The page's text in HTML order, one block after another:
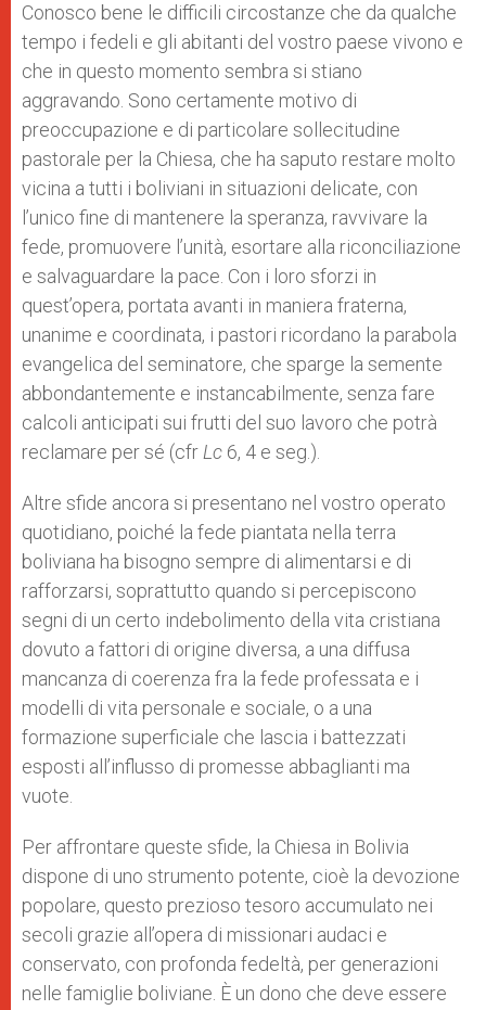
Conosco bene le difficili circostanze che da qualche
tempo i fedeli e gli abitanti del vostro paese vivono e
che in questo momento sembra si stiano
aggravando. Sono certamente motivo di
preoccupazione e di particolare sollecitudine
pastorale per la Chiesa, che ha saputo restare molto
vicina a tutti i boliviani in situazioni delicate, con
l’unico fine di mantenere la speranza, ravvivare la
fede, promuovere l’unità, esortare alla riconciliazione
e salvaguardare la pace. Con i loro sforzi in
quest’opera, portata avanti in maniera fraterna,
unanime e coordinata, i pastori ricordano la parabola
evangelica del seminatore, che sparge la semente
abbondantemente e instancabilmente, senza fare
calcoli anticipati sui frutti del suo lavoro che potrà
reclamare per sé (cfr Lc 6, 4 e seg.).
Altre sfide ancora si presentano nel vostro operato
quotidiano, poiché la fede piantata nella terra
boliviana ha bisogno sempre di alimentarsi e di
rafforzarsi, soprattutto quando si percepiscono
segni di un certo indebolimento della vita cristiana
dovuto a fattori di origine diversa, a una diffusa
mancanza di coerenza fra la fede professata e i
modelli di vita personale e sociale, o a una
formazione superficiale che lascia i battezzati
esposti all’influsso di promesse abbaglianti ma
vuote.
Per affrontare queste sfide, la Chiesa in Bolivia
dispone di uno strumento potente, cioè la devozione
popolare, questo prezioso tesoro accumulato nei
secoli grazie all’opera di missionari audaci e
conservato, con profonda fedeltà, per generazioni
nelle famiglie boliviane. È un dono che deve essere